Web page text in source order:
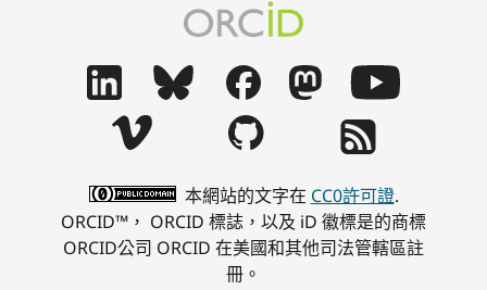
本網站的文字在 CC0許可證.
ORCID™， ORCID 標誌，以及 iD 徽標是的商標
ORCID公司 ORCID 在美國和其他司法管轄區註
冊。